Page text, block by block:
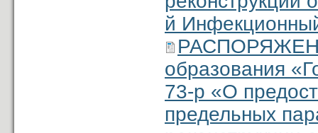
й
образования
73-р «О
предельных